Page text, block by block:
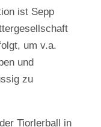
ist Sepp
um v.a.
und
zu
Tiorlerball in